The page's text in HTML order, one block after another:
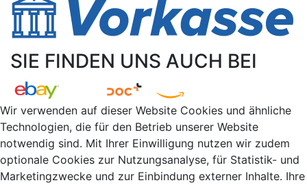
SIE FINDEN UNS AUCH BEI
Wir verwenden auf dieser Website Cookies und ähnliche
Technologien, die für den Betrieb unserer Website
notwendig sind. Mit Ihrer Einwilligung nutzen wir zudem
optionale Cookies zur Nutzungsanalyse, für Statistik- und
Marketingzwecke und zur Einbindung externer Inhalte. Ihre